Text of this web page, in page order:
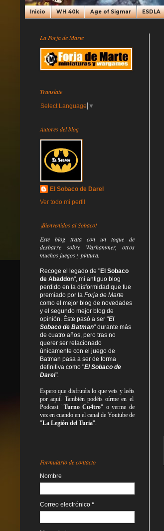
Inicio WH 40k Age of Sigmar ESDLA
La Forja de Marte
Translate
Select Language ▼
Autores del blog
El Sobaco de Darel
Ver todo mi perfil
¡Bienvenidos al Sobaco!
Este blog trata con un toque de
desbarre sobre Warhammer, otros
muchos juegos y pintura.
Recoge el legado de "El Sobaco
de Abaddon", mi antiguo blog
perdido en la disformidad que fue
premiado por la Forja de Marte
como el mejor blog de novedades
y el segundo mejor blog de
opinión. Éste pasó a ser "El
Sobaco de Batman" durante más
de cuatro años, pero tras no
querer ser relacionado
únicamente con el juego de
Batman pasa a ser de forma
definitiva como "El Sobaco de
Darel".
Espero que disfrutéis lo queveis yleéis
por aquí. También podéis oírme en el
Podcast "Turno Cu4tro" o verme de
vez en cuando en el canal de Youtube de
"La Legión del Turia".
Formulario de contacto
Nombre
Correo electrónico *